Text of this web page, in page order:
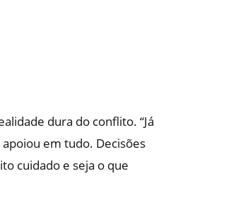
dura do conflito. “Já
em tudo. Decisões
cuidado e seja o que